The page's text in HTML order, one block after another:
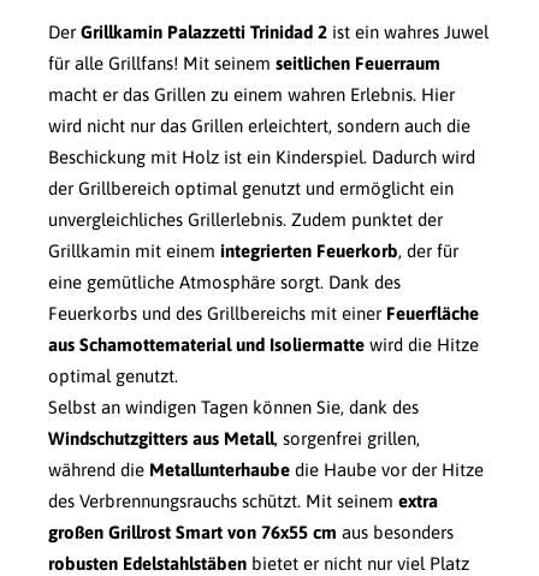
Der Grillkamin Palazzetti Trinidad 2 ist ein wahres Juwel
für alle Grillfans! Mit seinem seitlichen Feuerraum
macht er das Grillen zu einem wahren Erlebnis. Hier
wird nicht nur das Grillen erleichtert, sondern auch die
Beschickung mit Holz ist ein Kinderspiel. Dadurch wird
der Grillbereich optimal genutzt und ermöglicht ein
unvergleichliches Grillerlebnis. Zudem punktet der
Grillkamin mit einem integrierten Feuerkorb, der für
eine gemütliche Atmosphäre sorgt. Dank des
Feuerkorbs und des Grillbereichs mit einer Feuerfläche
aus Schamottematerial und Isoliermatte wird die Hitze
optimal genutzt.
Selbst an windigen Tagen können Sie, dank des
Windschutzgitters aus Metall, sorgenfrei grillen,
während die Metallunterhaube die Haube vor der Hitze
des Verbrennungsrauchs schützt. Mit seinem extra
großen Grillrost Smart von 76x55 cm aus besonders
robusten Edelstahlstäben bietet er nicht nur viel Platz